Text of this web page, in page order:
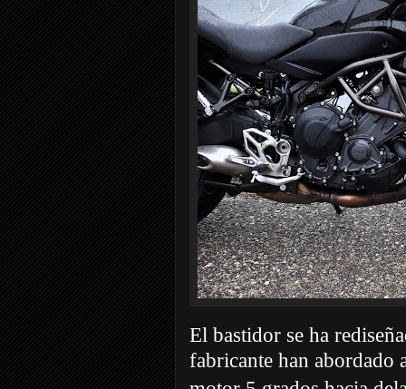
El bastidor se ha
fabricante han